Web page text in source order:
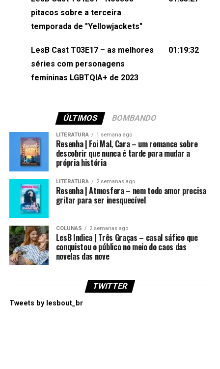
(⁠⁠⁠⁠@brunarfentanes⁠⁠⁠⁠) e Pollyelly FlorêncioEdição de
Naiady Machado
pitacos sobre a terceira
temporada de "Yellowjackets"
LesB Cast T03E17 – as melhores
séries com personagens
femininas LGBTQIA+ de 2023
01:19:32
ÚLTIMOS BOMBANDO
LITERATURA 1 semana ago
Resenha | Foi Mal, Cara – um romance sobre
descobrir que nunca é tarde para mudar a
própria história
LITERATURA 2 semanas ago
Resenha | Atmosfera – nem todo amor precisa
gritar para ser inesquecível
COLUNAS 2 semanas ago
LesB Indica | Três Graças – casal sáfico que
conquistou o público no meio do caos das
novelas das nove
TWITTER
Tweets by lesbout_br